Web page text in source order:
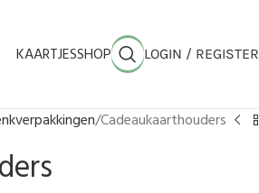
KAARTJESSHOP LOGIN / REGISTER
Cadeaukaarthouders